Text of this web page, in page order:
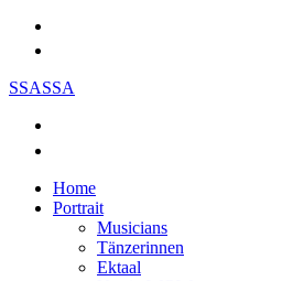
SSASSA
Home
Portrait
Musicians
Tänzerinnen
Ektaal